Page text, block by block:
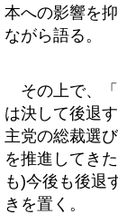
本への影響を
ながら語る。
その上で、
は決して後退
主党の総裁選
を推進してき
も)今後も後退
きを置く。